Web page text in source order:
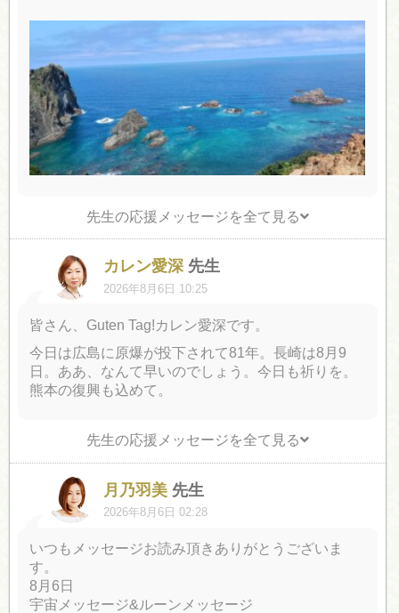
先生の応援メッセージを全て見る
カレン愛深 先生
2026年8月6日 10:25
皆さん、Guten Tag!カレン愛深です。
今日は広島に原爆が投下されて81年。長崎は8月9
日。ああ、なんて早いのでしょう。今日も祈りを。
熊本の復興も込めて。
先生の応援メッセージを全て見る
月乃羽美 先生
2026年8月6日 02:28
いつもメッセージお読み頂きありがとうございま
す。
8月6日
宇宙メッセージ&ルーンメッセージ